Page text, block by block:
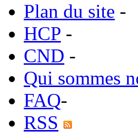
Plan du site -
HCP -
CND -
Qui sommes
FAQ-
RSS